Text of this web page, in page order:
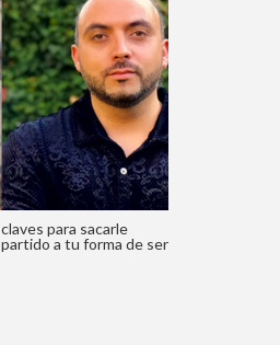
claves para sacarle
partido a tu forma de ser